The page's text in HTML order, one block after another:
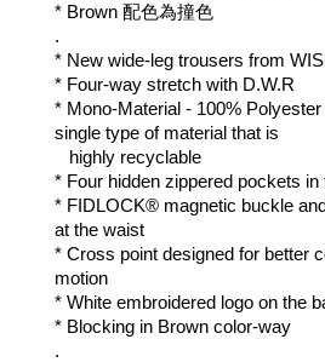
* Brown 配色為撞色
.
* New wide-leg trousers from
* Four-way stretch with D.W.R
* Mono-Material - 100%
single type of material that is
highly recyclable
* Four hidden zippered pockets in
* FIDLOCK® magnetic buckle
at the waist
* Cross point designed for better
motion
* White embroidered logo on the
* Blocking in Brown color-way
.